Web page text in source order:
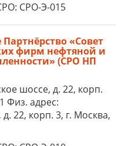
СРО-Э-015
«Совет
фирм нефтяной и
(СРО НП
шоссе, д. 22, корп.
Физ. адрес:
22, корп. 3, г. Москва,